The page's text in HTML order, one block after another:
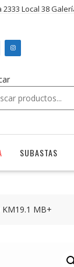
2333 Local 38
SUBASTAS
MB+